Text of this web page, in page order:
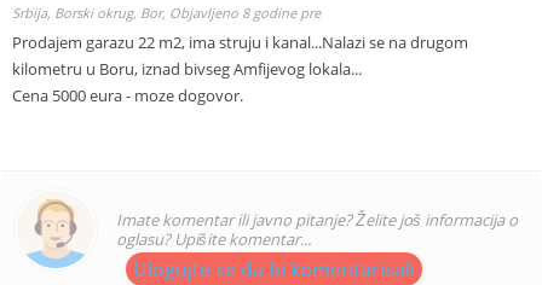
Srbija, Borski okrug, Bor, Objavljeno 8 godine pre
Prodajem garazu 22 m2, ima struju i kanal...Nalazi se na drugom
kilometru u Boru, iznad bivseg Amfijevog lokala...
Cena 5000 eura - moze dogovor.
Imate komentar ili javno pitanje? Želite još informacija o
oglasu? Upišite komentar...
Ulogujte se da bi komentarisali